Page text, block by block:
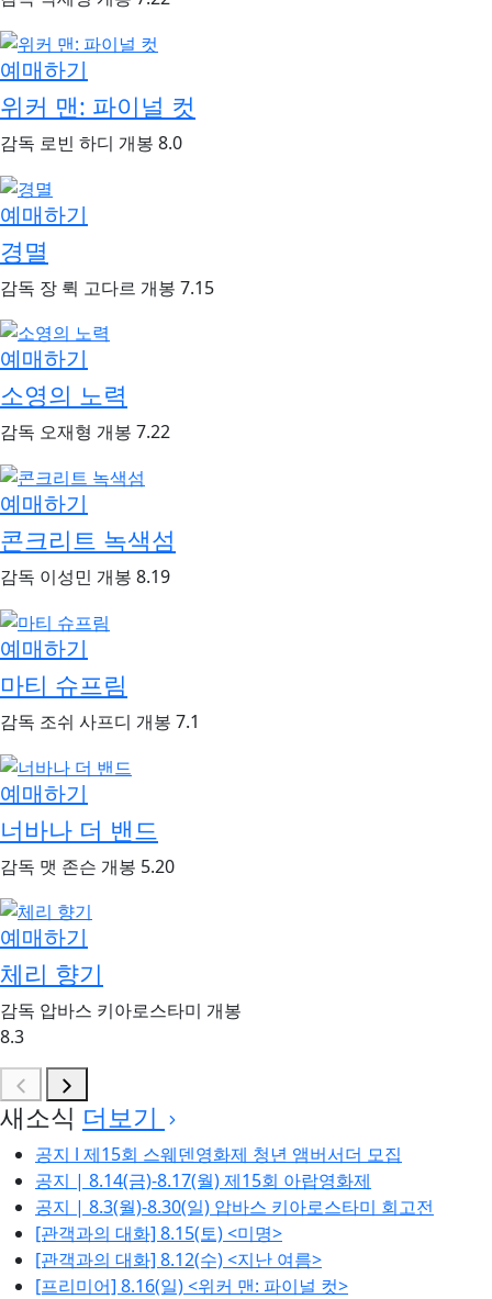
예매하기
위커 맨: 파이널 컷
감독 로빈 하디 개봉 8.0
예매하기
경멸
감독 장 뤽 고다르 개봉 7.15
예매하기
소영의 노력
감독 오재형 개봉 7.22
예매하기
콘크리트 녹색섬
감독 이성민 개봉 8.19
예매하기
마티 슈프림
감독 조쉬 사프디 개봉 7.1
예매하기
너바나 더 밴드
감독 맷 존슨 개봉 5.20
예매하기
체리 향기
감독 압바스 키아로스타미 개봉
8.3
새소식 더보기
공지 l 제15회 스웨덴영화제 청년 앰버서더 모집
공지 | 8.14(금)-8.17(월) 제15회 아랍영화제
공지 | 8.3(월)-8.30(일) 압바스 키아로스타미 회고전
[관객과의 대화] 8.15(토) <미명>
[관객과의 대화] 8.12(수) <지난 여름>
[프리미어] 8.16(일) <위커 맨: 파이널 컷>